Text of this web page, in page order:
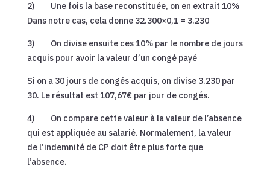
2) Une fois la base reconstituée, on en extrait 10%
Dans notre cas, cela donne 32.300×0,1 = 3.230
3) On divise ensuite ces 10% par le nombre de jours
acquis pour avoir la valeur d’un congé payé
Si on a 30 jours de congés acquis, on divise 3.230 par
30. Le résultat est 107,67€ par jour de congés.
4) On compare cette valeur à la valeur de l’absence
qui est appliquée au salarié. Normalement, la valeur
de l’indemnité de CP doit être plus forte que
l’absence.